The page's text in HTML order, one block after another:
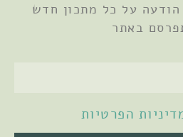
על כל מתכון חדש
באתר
הפרטיות